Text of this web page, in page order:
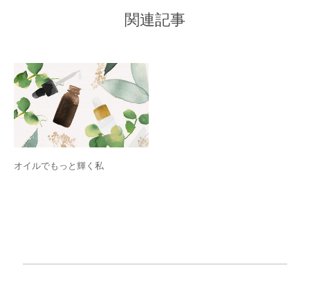
関連記事
オイルでもっと輝く私